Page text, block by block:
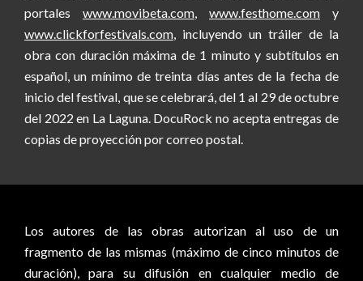
portales www.movibeta.com www.festhome.com y
www.clickforfestivals.com , incluyendo un tráiler de la
obra con duración máxima de 1 minuto y subtítulos en
español, un mínimo de treinta días antes de la fecha de
inicio del festival, que se celebrará, del 1 al 29 de octubre
del 2022 en La Laguna. DocuRock no acepta entregas de
copias de proyección por correo postal.
Los autores de las obras autorizan al uso de un
fragmento de las mismas (máximo de cinco minutos de
duración), para su difusión en cualquier medio de